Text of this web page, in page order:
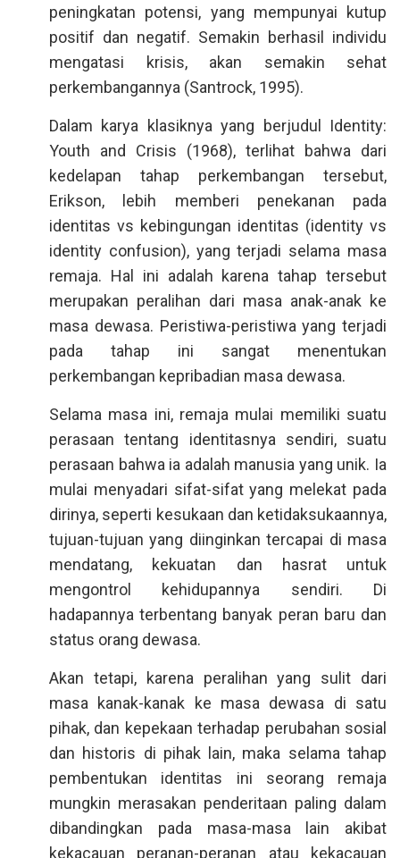
peningkatan potensi, yang mempunyai kutup
positif dan negatif. Semakin berhasil individu
mengatasi krisis, akan semakin sehat
perkembangannya (Santrock, 1995).
Dalam karya klasiknya yang berjudul Identity:
Youth and Crisis (1968), terlihat bahwa dari
kedelapan tahap perkembangan tersebut,
Erikson, lebih memberi penekanan pada
identitas vs kebingungan identitas (identity vs
identity confusion), yang terjadi selama masa
remaja. Hal ini adalah karena tahap tersebut
merupakan peralihan dari masa anak-anak ke
masa dewasa. Peristiwa-peristiwa yang terjadi
pada tahap ini sangat menentukan
perkembangan kepribadian masa dewasa.
Selama masa ini, remaja mulai memiliki suatu
perasaan tentang identitasnya sendiri, suatu
perasaan bahwa ia adalah manusia yang unik. Ia
mulai menyadari sifat-sifat yang melekat pada
dirinya, seperti kesukaan dan ketidaksukaannya,
tujuan-tujuan yang diinginkan tercapai di masa
mendatang, kekuatan dan hasrat untuk
mengontrol kehidupannya sendiri. Di
hadapannya terbentang banyak peran baru dan
status orang dewasa.
Akan tetapi, karena peralihan yang sulit dari
masa kanak-kanak ke masa dewasa di satu
pihak, dan kepekaan terhadap perubahan sosial
dan historis di pihak lain, maka selama tahap
pembentukan identitas ini seorang remaja
mungkin merasakan penderitaan paling dalam
dibandingkan pada masa-masa lain akibat
kekacauan peranan-peranan atau kekacauan